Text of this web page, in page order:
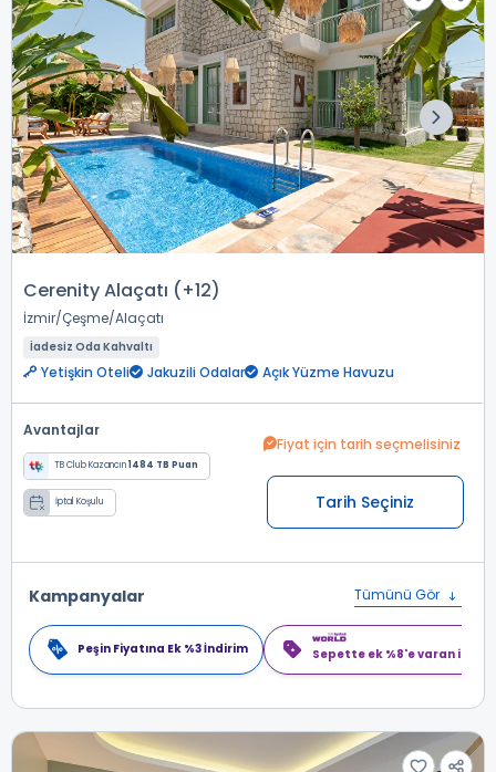
Cerenity Alaçatı (+12)
İzmir Çeşme Alaçatı
İadesiz Oda Kahvaltı
Yetişkin Oteli Jakuzili Odalar Açık Yüzme Havuzu
Avantajlar
TB Club Kazancın1484 TB Puan
İptal Koşulu
Fiyat için tarih seçmelisiniz
Tarih Seçiniz
Kampanyalar Tümünü Gör
Peşin Fiyatına Ek %3 İndirim Sepette ek %8'e varan